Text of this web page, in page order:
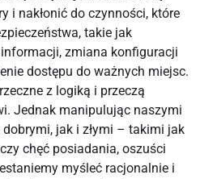
i nakłonić do czynności, które
takie jak
zmiana konfiguracji
dostępu do ważnych miejsc.
z logiką i przeczą
Jednak manipulując naszymi
jak i złymi – takimi jak
chęć posiadania, oszuści
myśleć racjonalnie i